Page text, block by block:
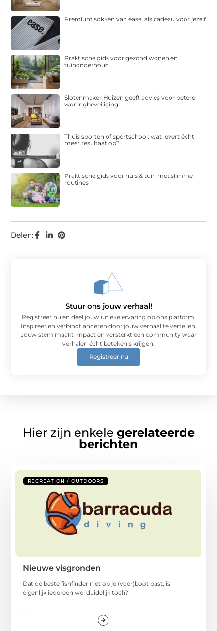
Delen:
Premium sokken van ease. als cadeau voor jezelf
Praktische gids voor gezond wonen en
tuinonderhoud
Slotenmaker Huizen geeft advies voor betere
woningbeveiliging
Thuis sporten of sportschool: wat levert écht
meer resultaat op?
Praktische gids voor huis & tuin met slimme
routines
Stuur ons jouw verhaal!
Registreer nu en deel jouw unieke ervaring op ons platform.
Inspireer en verbindt anderen door jouw verhaal te vertellen.
Jouw stem maakt impact en versterkt een community waar
verhalen écht betekenis krijgen.
Registreer nu
Hier zijn enkele gerelateerde
berichten
RECREATION / OUTDOORS
Nieuwe visgronden
Dat de beste fishfinder niet op je (voer)boot past, is
eigenlijk iedereen wel duidelijk toch?
...